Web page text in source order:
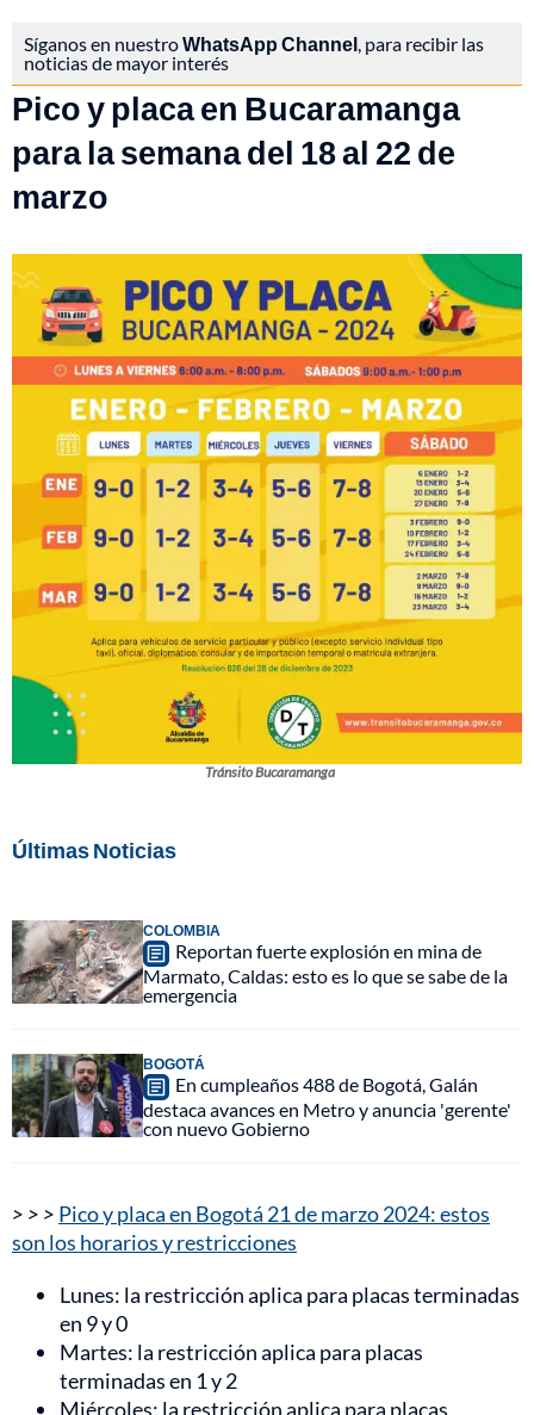
Síganos en nuestroWhatsApp Channel, para recibir las
noticias de mayor interés
Pico y placa en Bucaramanga
para la semana del 18 al 22 de
marzo
Tránsito Bucaramanga
Últimas Noticias
COLOMBIA
Reportan fuerte explosión en mina de
Marmato, Caldas: esto es lo que se sabe de la
emergencia
BOGOTÁ
En cumpleaños 488 de Bogotá, Galán
destaca avances en Metro y anuncia 'gerente'
con nuevo Gobierno
> > > Pico y placa en Bogotá 21 de marzo 2024: estos
son los horarios y restricciones
Lunes: la restricción aplica para placas terminadas
en 9 y 0
Martes: la restricción aplica para placas
terminadas en 1 y 2
Miércoles: la restricción aplica para placas